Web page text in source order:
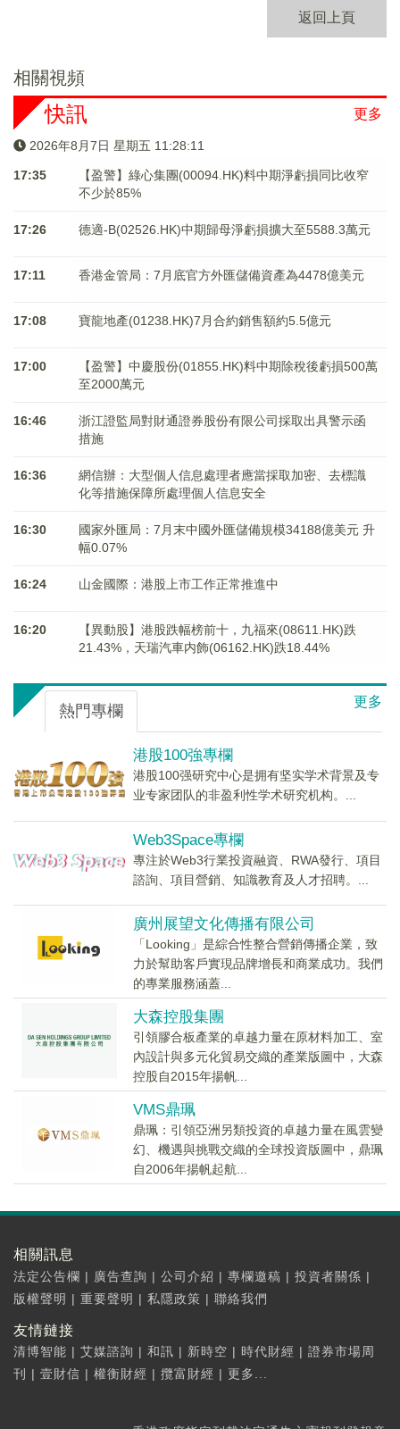
返回上頁
相關視頻
更多
快訊
2026年8月7日 星期五 11:28:11
17:35
【盈警】綠心集團(00094.HK)料中期淨虧損同比收窄
不少於85%
17:26 德適-B(02526.HK)中期歸母淨虧損擴大至5588.3萬元
17:11 香港金管局：7月底官方外匯儲備資產為4478億美元
17:08 寶龍地產(01238.HK)7月合約銷售額約5.5億元
17:00
【盈警】中慶股份(01855.HK)料中期除稅後虧損500萬
至2000萬元
16:46
浙江證監局對財通證券股份有限公司採取出具警示函
措施
16:36
網信辦：大型個人信息處理者應當採取加密、去標識
化等措施保障所處理個人信息安全
16:30
國家外匯局：7月末中國外匯儲備規模34188億美元 升
幅0.07%
16:24 山金國際：港股上市工作正常推進中
16:20
【異動股】港股跌幅榜前十，九福來(08611.HK)跌
21.43%，天瑞汽車内飾(06162.HK)跌18.44%
更多
熱門專欄
港股100強專欄
港股100强研究中心是拥有坚实学术背景及专
业专家团队的非盈利性学术研究机构。...
Web3Space專欄
專注於Web3行業投資融資、RWA發行、項目
諮詢、項目營銷、知識教育及人才招聘。...
廣州展望文化傳播有限公司
「Looking」是綜合性整合營銷傳播企業，致
力於幫助客戶實現品牌增長和商業成功。我們
的專業服務涵蓋...
大森控股集團
引領膠合板產業的卓越力量在原材料加工、室
內設計與多元化貿易交織的產業版圖中，大森
控股自2015年揚帆...
VMS鼎珮
鼎珮：引領亞洲另類投資的卓越力量在風雲變
幻、機遇與挑戰交織的全球投資版圖中，鼎珮
自2006年揚帆起航...
相關訊息
法定公告欄 | 廣告查詢 | 公司介紹 | 專欄邀稿 | 投資者關係 |
版權聲明 | 重要聲明 | 私隱政策 | 聯絡我們
友情鏈接
清博智能 | 艾媒諮詢 | 和訊 | 新時空 | 時代財經 | 證券市場周
刊
| 壹財信 | 權衡財經 | 攬富財經 | 更多...